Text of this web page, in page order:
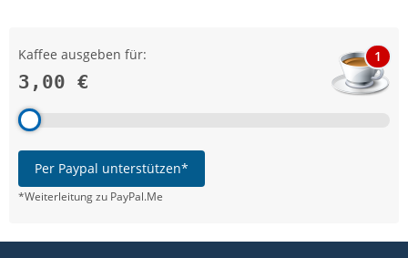
Kaffee ausgeben für:
3,00 €
1
Per Paypal unterstützen*
*Weiterleitung zu PayPal.Me